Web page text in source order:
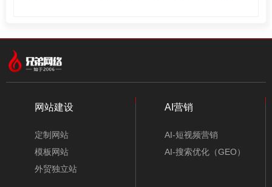
网站建设
定制网站
模板网站
外贸独立站
AI营销
AI-短视频营销
AI-搜索优化（GEO）